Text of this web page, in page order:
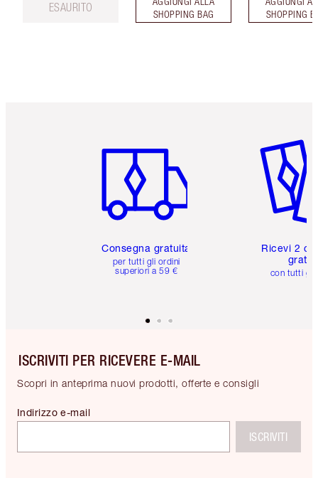
ESAURITO
SHOPPING BAG
SHOPPING
Consegna gratuita
per tutti gli ordini
superiori a 59 €
Ricevi 2
con tutti gli
ISCRIVITI PER RICEVERE E-MAIL
Scopri in anteprima nuovi prodotti, offerte e consigli
Indirizzo e-mail
ISCRIVITI